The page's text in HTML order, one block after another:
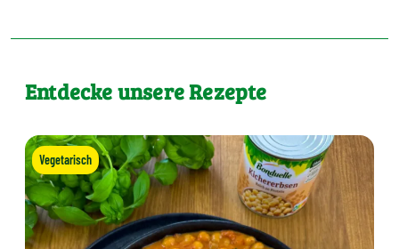
Entdecke unsere Rezepte
Vegetarisch